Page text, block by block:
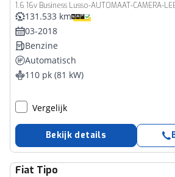
1.6 16v Business Lusso-AUTOMAAT-CAMERA-
131.533 km
03-2018
Benzine
Automatisch
110 pk (81 kW)
Vergelijk
Bekijk details
Fiat Tipo